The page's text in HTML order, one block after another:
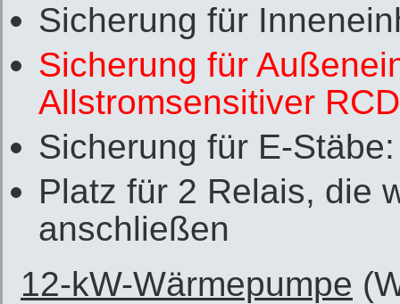
Sicherung für
Sicherung für
Allstromsensitiver
Sicherung für E-
Platz für 2 Relais, die
anschließen
12-kW-Wärmepumpe